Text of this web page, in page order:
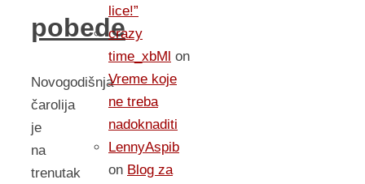
pobede
Novogodišnja
čarolija
je
na
trenutak
lice!”
crazy
time_xbMl on
Vreme koje
ne treba
nadoknaditi
LennyAspib
on Blog za